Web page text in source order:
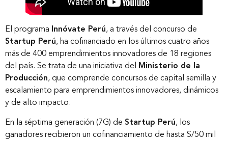
El programa Innóvate Perú, a través del concurso de
Startup Perú, ha cofinanciado en los últimos cuatro años
más de 400 emprendimientos innovadores de 18 regiones
del país. Se trata de una iniciativa del Ministerio de la
Producción, que comprende concursos de capital semilla y
escalamiento para emprendimientos innovadores, dinámicos
y de alto impacto.
En la séptima generación (7G) de Startup Perú, los
ganadores recibieron un cofinanciamiento de hasta S/50 mil